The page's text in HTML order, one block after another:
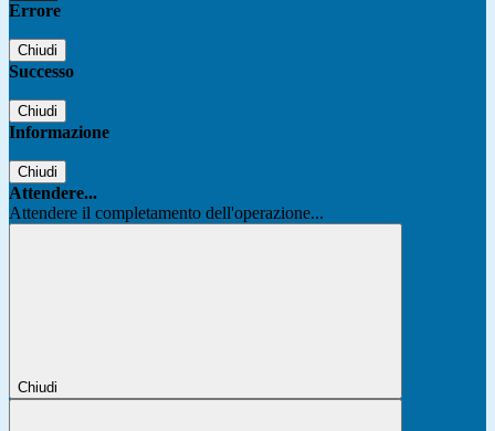
Errore
Chiudi
Successo
Chiudi
Informazione
Chiudi
Attendere...
Attendere il completamento dell'operazione...
Chiudi